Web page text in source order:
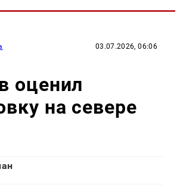
03.07.2026, 06:06
оценил
на севере